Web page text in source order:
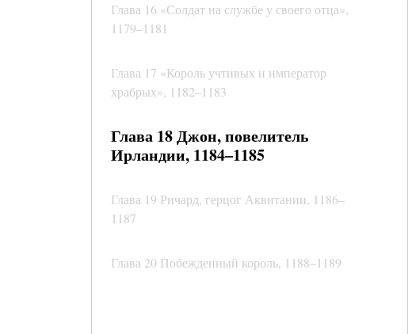
Глава 16 «Солдат на службе у своего отца»,
1179–1181
Глава 17 «Король учтивых и император
храбрых», 1182–1183
Глава 18 Джон, повелитель
Ирландии, 1184–1185
Глава 19 Ричард, герцог Аквитании, 1186–
1187
Глава 20 Побежденный король, 1188–1189